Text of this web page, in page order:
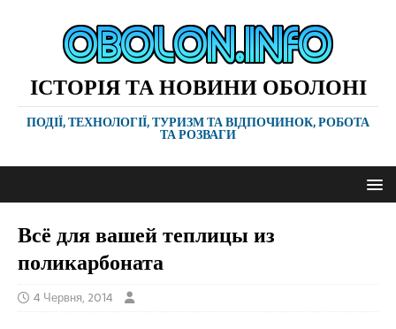
ІСТОРІЯ ТА НОВИНИ ОБОЛОНІ
ПОДІЇ, ТЕХНОЛОГІЇ, ТУРИЗМ ТА ВІДПОЧИНОК, РОБОТА
ТА РОЗВАГИ
Всё для вашей теплицы из
поликарбоната
4 Червня, 2014